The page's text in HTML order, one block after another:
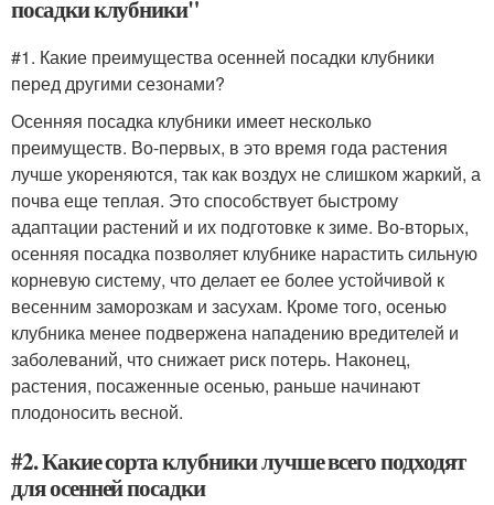
посадки клубники"
#1. Какие преимущества осенней посадки клубники
перед другими сезонами?
Осенняя посадка клубники имеет несколько
преимуществ. Во-первых, в это время года растения
лучше укореняются, так как воздух не слишком жаркий, а
почва еще теплая. Это способствует быстрому
адаптации растений и их подготовке к зиме. Во-вторых,
осенняя посадка позволяет клубнике нарастить сильную
корневую систему, что делает ее более устойчивой к
весенним заморозкам и засухам. Кроме того, осенью
клубника менее подвержена нападению вредителей и
заболеваний, что снижает риск потерь. Наконец,
растения, посаженные осенью, раньше начинают
плодоносить весной.
#2. Какие сорта клубники лучше всего подходят
для осенней посадки